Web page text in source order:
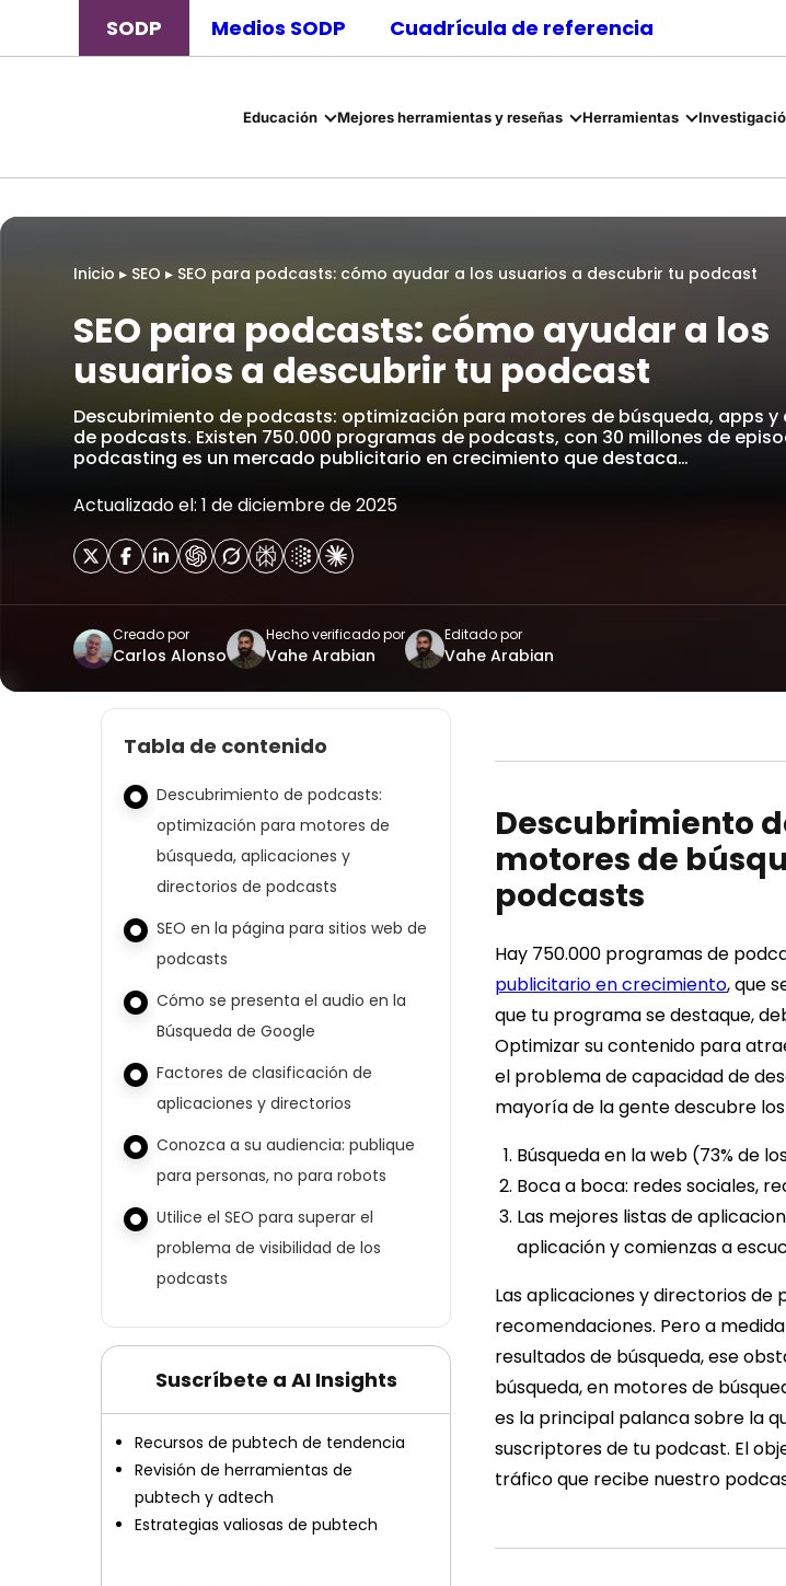
SODP Medios SODP Cuadrícula de referencia
Educación Mejores herramientas y reseñas Herramientas
Inicio ▸ SEO ▸ SEO para podcasts: cómo ayudar a los usuarios a descubrir tu podcast
SEO para podcasts: cómo ayudar a los
usuarios a descubrir tu podcast
Descubrimiento de podcasts: optimización para motores de búsqueda, apps y
de podcasts. Existen 750.000 programas de podcasts, con 30 millones de
podcasting es un mercado publicitario en crecimiento que destaca…
Actualizado el: 1 de diciembre de 2025
Creado por
Carlos Alonso
Hecho verificado por
Vahe Arabian
Editado por
Vahe Arabian
Tabla de contenido
Descubrimiento de podcasts:
optimización para motores de
búsqueda, aplicaciones y
directorios de podcasts
SEO en la página para sitios web de
podcasts
Cómo se presenta el audio en la
Búsqueda de Google
Factores de clasificación de
aplicaciones y directorios
Conozca a su audiencia: publique
para personas, no para robots
Utilice el SEO para superar el
problema de visibilidad de los
podcasts
Suscríbete a AI Insights
Recursos de pubtech de tendencia
Revisión de herramientas de
pubtech y adtech
Estrategias valiosas de pubtech
Descubrimiento
motores de
podcasts
Hay 750.000 programas de
publicitario en crecimiento, que
que tu programa se destaque,
Optimizar su contenido para
el problema de capacidad de
mayoría de la gente descubre
Búsqueda en la web (73% de
Boca a boca: redes sociales,
Las mejores listas de
aplicación y comienzas a
Las aplicaciones y directorios
recomendaciones. Pero a
resultados de búsqueda, ese
búsqueda, en motores de
es la principal palanca sobre la
suscriptores de tu podcast. El
tráfico que recibe nuestro